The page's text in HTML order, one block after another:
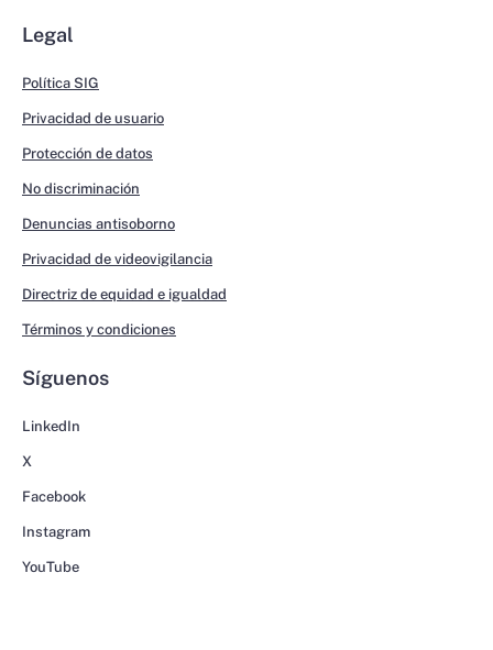
Legal
Política SIG
Privacidad de usuario
Protección de datos
No discriminación
Denuncias antisoborno
Privacidad de videovigilancia
Directriz de equidad e igualdad
Términos y condiciones
Síguenos
LinkedIn
X
Facebook
Instagram
YouTube